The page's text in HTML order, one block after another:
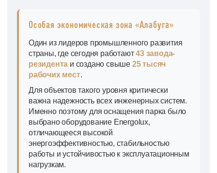
Особая экономическая зона «Алабуга»
Один из лидеров промышленного развития
страны, где сегодня работают43 завода-
резидента и создано свыше 25 тысяч
рабочих мест.
Для объектов такого уровня критически
важна надежность всех инженерных систем.
Именно поэтому для оснащения парка было
выбрано оборудование Energolux,
отличающееся высокой
энергоэффективностью, стабильностью
работы и устойчивостью к эксплуатационным
нагрузкам.